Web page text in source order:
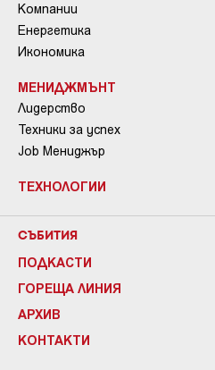
Компании
Енергетика
Икономика
МЕНИДЖМЪНТ
Лидерство
Техники за успех
Job Мениджър
ТЕХНОЛОГИИ
СЪБИТИЯ
ПОДКАСТИ
ГОРЕЩА ЛИНИЯ
АРХИВ
КОНТАКТИ